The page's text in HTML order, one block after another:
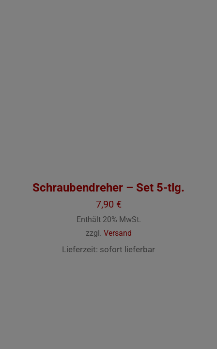
Schraubendreher – Set 5-tlg.
7,90 €
Enthält 20% MwSt.
zzgl. Versand
Lieferzeit: sofort lieferbar